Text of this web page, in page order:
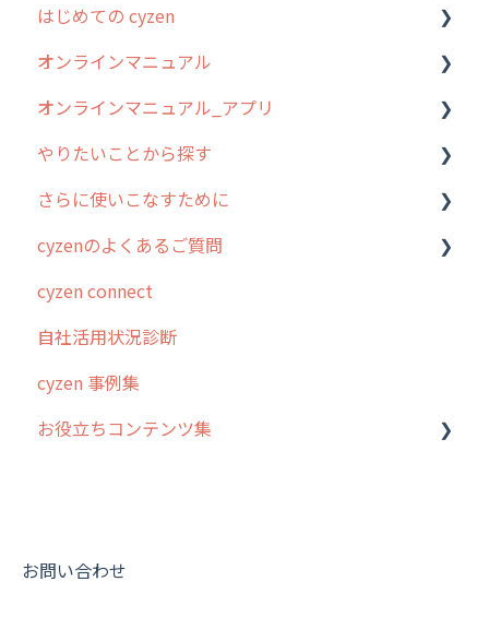
過去のリリース
2019年までのリリース情報
お客様の声を実現しました
はじめての cyzen
0. はじめてのcyzenの使い方
1. cyzenについて知ろう
2. 主要機能の概要
3. cyzenの位置情報取得について
4. cyzen利用前の準備：システム管理者編
5. 基本的な使い方：システム管理者編
6. 基本的な使い方：ユーザー編
7. 初心者向けよくある質問集
8. 用語集
【業界業種別】cyzen設定方法
オンラインマニュアル
管理サイトの使い始め
ユーザー・グループ管理
行動管理
予定管理
スポット
ステータス・主観
報告書・行動種別
勤怠管理
帳票出力
オンラインマニュアル_アプリ
アプリの使い始め
ホーム画面
スポット
報告閲覧
予定
日報
履歴
パフォーマンス
やりたいことから探す
行動管理
勤怠管理
予定管理
スポット
ステータス・主観
報告書・行動種別
活動通知
さらに使いこなすために
はじめに
スポット・ステータス関連オプション
交通費自動計算
安全走行支援
写真管理・高画質化
その他オプション
cyzenのよくあるご質問
ログインについて
グループ・ユーザーについて
GPS・位置情報 について
ルート自動記録 について
報告書について
cyzen connect
自社活用状況診断
cyzen 事例集
お役立ちコンテンツ集
動画集：共通
お問い合わせ